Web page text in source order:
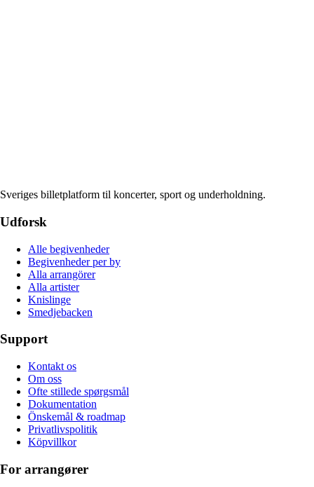
Sveriges billetplatform til koncerter, sport og underholdning.
Udforsk
Alle begivenheder
Begivenheder per by
Alla arrangörer
Alla artister
Knislinge
Smedjebacken
Support
Kontakt os
Om oss
Ofte stillede spørgsmål
Dokumentation
Önskemål & roadmap
Privatlivspolitik
Köpvillkor
For arrangører